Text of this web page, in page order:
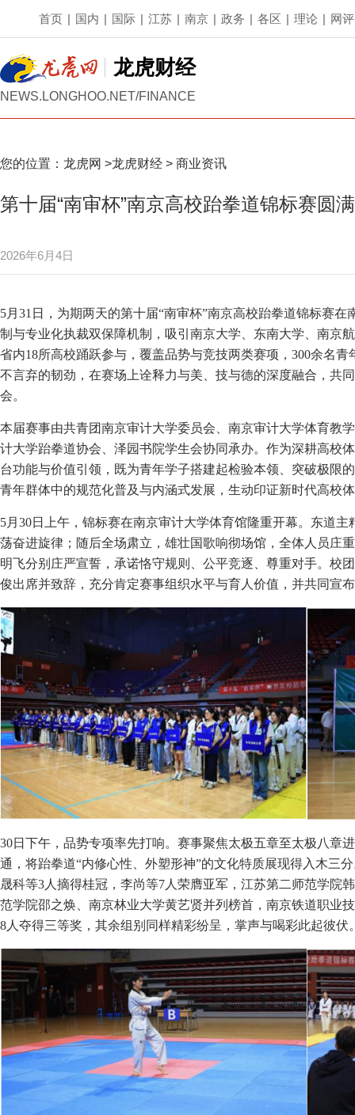
首页 | 国内 | 国际 | 江苏 | 南京 | 政务 | 各区 | 理论 | 网评
龙虎财经
NEWS.LONGHOO.NET/FINANCE
您的位置： 龙虎网 >龙虎财经 > 商业资讯
第十届“南审杯”南京高校跆拳道锦标赛圆
2026年6月4日
5月31日，为期两天的第十届“南审杯”南京高校跆拳道锦标赛
制与专业化执裁双保障机制，吸引南京大学、东南大学、南京
省内18所高校踊跃参与，覆盖品势与竞技两类赛项，300余名
不言弃的韧劲，在赛场上诠释力与美、技与德的深度融合，共
会。
本届赛事由共青团南京审计大学委员会、南京审计大学体育教
计大学跆拳道协会、泽园书院学生会协同承办。作为深耕高校
台功能与价值引领，既为青年学子搭建起检验本领、突破极限
青年群体中的规范化普及与内涵式发展，生动印证新时代高校
5月30日上午，锦标赛在南京审计大学体育馆隆重开幕。东道
荡奋进旋律；随后全场肃立，雄壮国歌响彻场馆，全体人员庄
明飞分别庄严宣誓，承诺恪守规则、公平竞逐、尊重对手。校
俊出席并致辞，充分肯定赛事组织水平与育人价值，并共同宣
30日下午，品势专项率先打响。赛事聚焦太极五章至太极八章
通，将跆拳道“内修心性、外塑形神”的文化特质展现得入木三
晟科等3人摘得桂冠，李尚等7人荣膺亚军，江苏第二师范学院
范学院邵之焕、南京林业大学黄艺贤并列榜首，南京铁道职业
8人夺得三等奖，其余组别同样精彩纷呈，掌声与喝彩此起彼伏